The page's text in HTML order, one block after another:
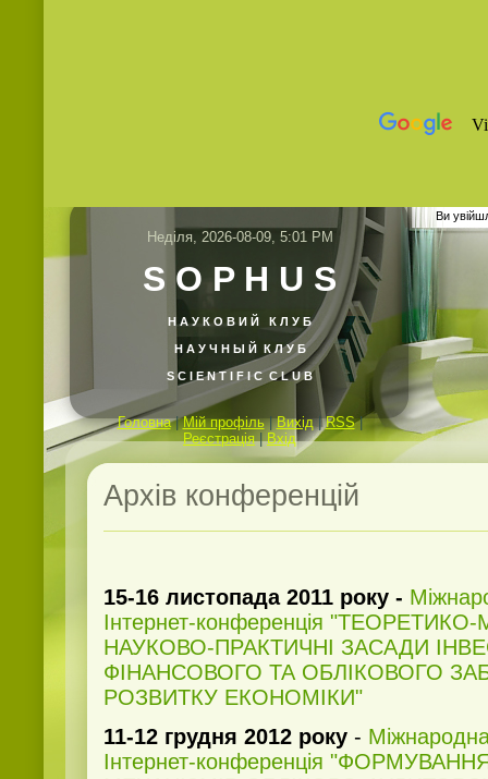
Неділя, 2026-08-09, 5:01 PM
S O P H U S
Н А У К О В И Й К Л У Б
Н А У Ч Н Ы Й К Л У Б
S C I E N T I F I C C L U B
Головна|Мій профіль|Вихід|RSS|
Реєстрація|Вхід
Ви
Архів конференцій
15-16 листопада 2011 року -
Інтернет-конференція "ТЕОРЕТИКО-
НАУКОВО-ПРАКТИЧНІ ЗАСАДИ
ФІНАНСОВОГО ТА ОБЛІКОВОГО
РОЗВИТКУ ЕКОНОМІКИ"
11-12 грудня 2012 року -
Інтернет-конференція